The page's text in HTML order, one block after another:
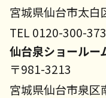
宮城県仙台市太白
TEL 0120-300-
仙台泉ショールー
〒981-3213
宮城県仙台市泉区